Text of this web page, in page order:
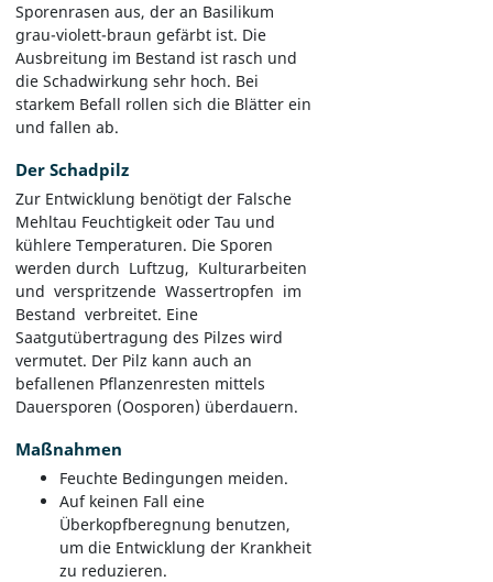
Sporenrasen aus, der an Basilikum
grau-violett-braun gefärbt ist. Die
Ausbreitung im Bestand ist rasch und
die Schadwirkung sehr hoch. Bei
starkem Befall rollen sich die Blätter ein
und fallen ab.
Der Schadpilz
Zur Entwicklung benötigt der Falsche
Mehltau Feuchtigkeit oder Tau und
kühlere Temperaturen. Die Sporen
werden durch Luftzug, Kulturarbeiten
und verspritzende Wassertropfen im
Bestand verbreitet. Eine
Saatgutübertragung des Pilzes wird
vermutet. Der Pilz kann auch an
befallenen Pflanzenresten mittels
Dauersporen (Oosporen) überdauern.
Maßnahmen
Feuchte Bedingungen meiden.
Auf keinen Fall eine
Überkopfberegnung benutzen,
um die Entwicklung der Krankheit
zu reduzieren.